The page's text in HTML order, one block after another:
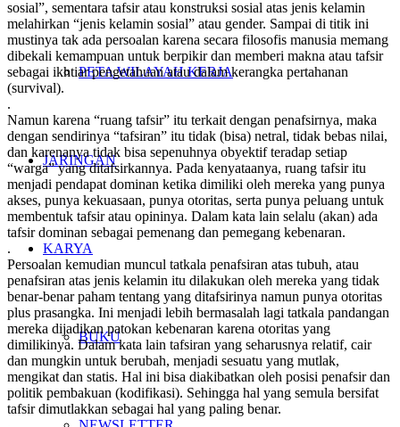
PETA WILAYAH KERJA
JARINGAN
KARYA
BUKU
sosial”, sementara tafsir atau konstruksi sosial atas jenis kelamin
melahirkan “jenis kelamin sosial” atau gender. Sampai di titik ini
mustinya tak ada persoalan karena secara filosofis manusia memang
dibekali kemampuan untuk berpikir dan memberi makna atau tafsir
sebagai ikhtiar pengetahuan atau dalam kerangka pertahanan
(survival).
.
Namun karena “ruang tafsir” itu terkait dengan penafsirnya, maka
dengan sendirinya “tafsiran” itu tidak (bisa) netral, tidak bebas nilai,
dan karenanya tidak bisa sepenuhnya obyektif teradap setiap
“warga” yang ditafsirkannya. Pada kenyataanya, ruang tafsir itu
menjadi pendapat dominan ketika dimiliki oleh mereka yang punya
akses, punya kekuasaan, punya otoritas, serta punya peluang untuk
membentuk tafsir atau opininya. Dalam kata lain selalu (akan) ada
tafsir dominan sebagai pemenang dan pemegang kebenaran.
.
Persoalan kemudian muncul tatkala penafsiran atas tubuh, atau
penafsiran atas jenis kelamin itu dilakukan oleh mereka yang tidak
benar-benar paham tentang yang ditafsirinya namun punya otoritas
plus prasangka. Ini menjadi lebih bermasalah lagi tatkala pandangan
mereka dijadikan patokan kebenaran karena otoritas yang
dimilikinya. Dalam kata lain tafsiran yang seharusnya relatif, cair
dan mungkin untuk berubah, menjadi sesuatu yang mutlak,
mengikat dan statis. Hal ini bisa diakibatkan oleh posisi penafsir dan
politik pembakuan (kodifikasi). Sehingga hal yang semula bersifat
tafsir dimutlakkan sebagai hal yang paling benar.